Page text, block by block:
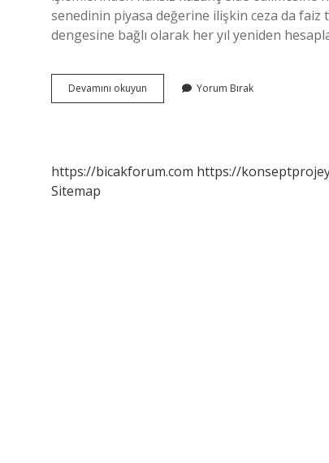
senedinin piyasa değerine ilişkin ceza da faiz
dengesine bağlı olarak her yıl yeniden
Devamını okuyun
Bedeli
Yorum Bırak
https://bicakforum.com https://
Sitemap